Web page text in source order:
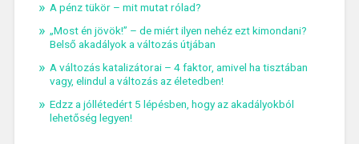
A pénz tükör – mit mutat rólad?
„Most én jövök!” – de miért ilyen nehéz ezt kimondani?
Belső akadályok a változás útjában
A változás katalizátorai – 4 faktor, amivel ha tisztában
vagy, elindul a változás az életedben!
Edzz a jóllétedért 5 lépésben, hogy az akadályokból
lehetőség legyen!